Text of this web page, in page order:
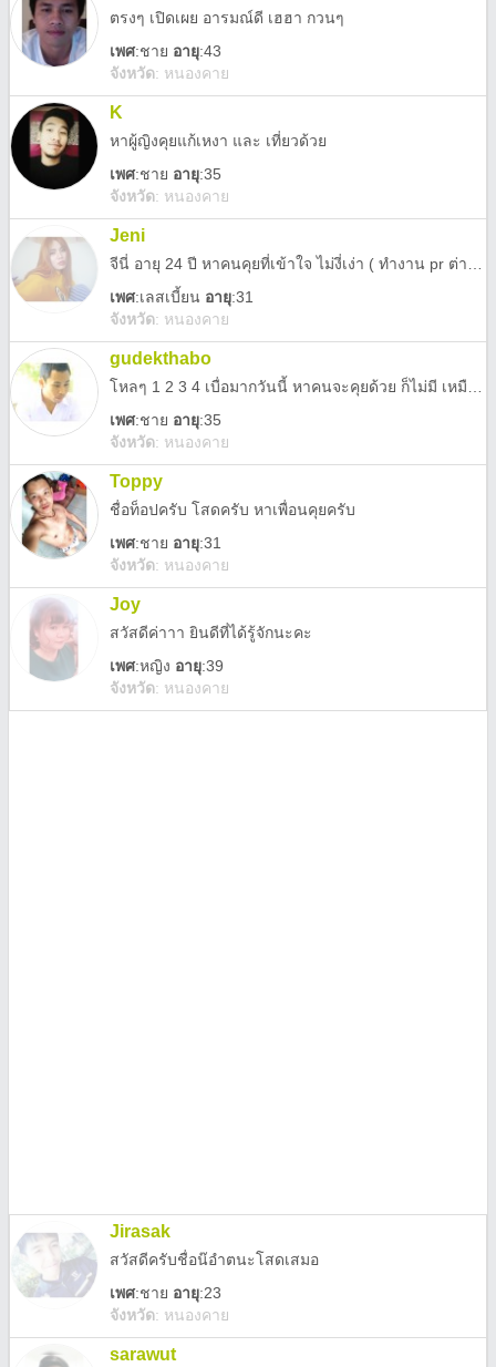
ตรงๆ เปิดเผย อารมณ์ดี เฮฮา กวนๆ
เพศ:ชาย อายุ:43
จังหวัด: หนองคาย
K
หาผู้ญิงคุยแก้เหงา และ เที่ยวด้วย
เพศ:ชาย อายุ:35
จังหวัด: หนองคาย
Jeni
เพศ:เลสเบี้ยน อายุ:31
จังหวัด: หนองคาย
gudekthabo
เพศ:ชาย อายุ:35
จังหวัด: หนองคาย
Toppy
ชื่อท็อปครับ โสดครับ หาเพื่อนคุยครับ
เพศ:ชาย อายุ:31
จังหวัด: หนองคาย
Joy
สวัสดีค่าาา ยินดีที่ได้รู้จักนะคะ
เพศ:หญิง อายุ:39
จังหวัด: หนองคาย
Jirasak
สวัสดีครับชื่อน๊อำตนะโสดเสมอ
เพศ:ชาย อายุ:23
จังหวัด: หนองคาย
sarawut